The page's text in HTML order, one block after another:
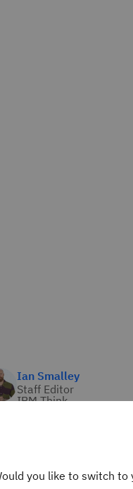
Ian Smalley
Staff Editor
IBM Think
you like to switch to